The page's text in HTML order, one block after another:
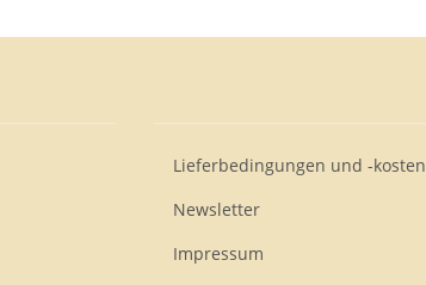
Lieferbedingungen und -kosten
Newsletter
Impressum